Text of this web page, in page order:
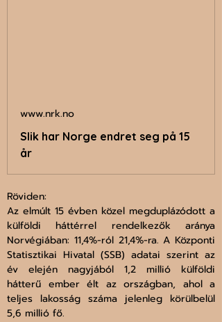
www.nrk.no
Slik har Norge endret seg på 15
år
Röviden:
Az elmúlt 15 évben közel megduplázódott a
külföldi háttérrel rendelkezők aránya
Norvégiában: 11,4%-ról 21,4%-ra. A Központi
Statisztikai Hivatal (SSB) adatai szerint az
év elején nagyjából 1,2 millió külföldi
hátterű ember élt az országban, ahol a
teljes lakosság száma jelenleg körülbelül
5,6 millió fő.